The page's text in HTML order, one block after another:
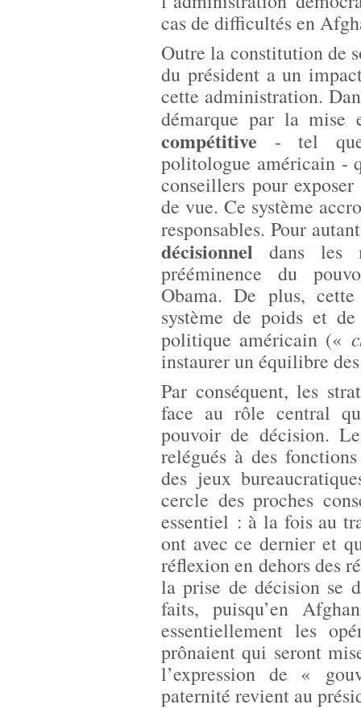
cas de difficultés en
Outre la constitution de
du président a un
cette administration.
démarque par la mise
compétitive - tel que
politologue américain -
conseillers pour
de vue. Ce système
responsables. Pour
décisionnel dans les
prééminence du
Obama. De plus,
système de poids et
politique américain («
instaurer un équilibre
Par conséquent, les
face au rôle central
pouvoir de décision.
relégués à des
des jeux
cercle des proches
essentiel : à la fois au
ont avec ce dernier et
réflexion en dehors des
la prise de décision se
faits, puisqu’en
essentiellement les
prônaient qui seront
l’expression de «
paternité revient au